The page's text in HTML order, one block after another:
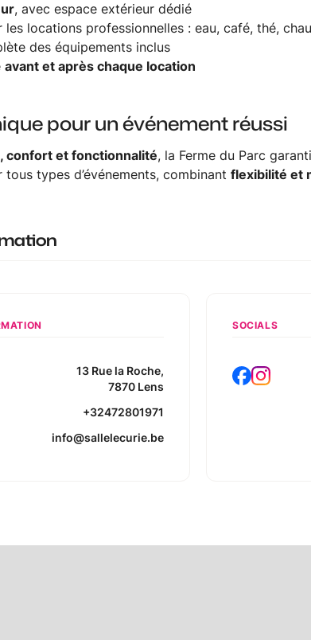
, avec espace extérieur dédié
les locations professionnelles : eau, café, thé,
des équipements inclus
avant et après chaque location
pour un événement réussi
confort et fonctionnalité, la Ferme du Parc
tous types d’événements, combinantflexibilité et
13 Rue la Roche,
7870 Lens
+32472801971
info@sallelecurie.be
SOCIALS